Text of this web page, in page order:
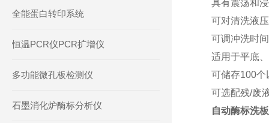
具有震荡和
可对清洗液
可调冲洗时
适用于平底
可储存100个
可选配残/废
自动酶标洗
全能蛋白转印系统
恒温PCR仪PCR扩增仪
多功能微孔板检测仪
石墨消化炉酶标分析仪